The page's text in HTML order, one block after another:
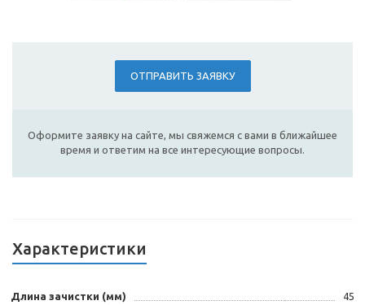
ОТПРАВИТЬ ЗАЯВКУ
Оформите заявку на сайте, мы свяжемся с вами в ближайшее
время и ответим на все интересующие вопросы.
Характеристики
Длина зачистки (мм) 45